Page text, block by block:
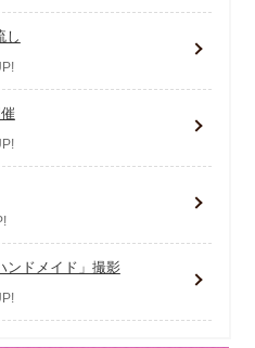
し
ンドメイド」撮影